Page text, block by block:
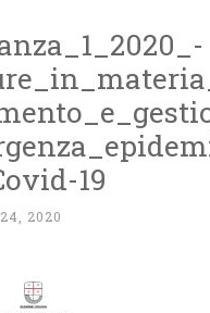
19
2020